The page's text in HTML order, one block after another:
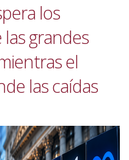
los
grandes
el
las caídas